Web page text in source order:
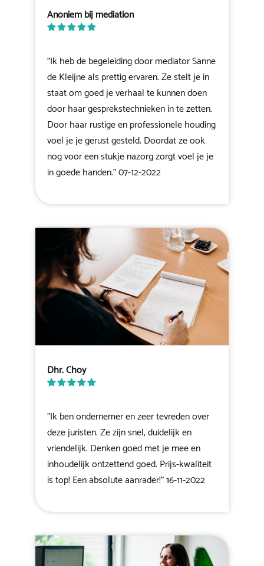
Anoniem bij mediation
"Ik heb de begeleiding door mediator Sanne
de Kleijne als prettig ervaren. Ze stelt je in
staat om goed je verhaal te kunnen doen
door haar gesprekstechnieken in te zetten.
Door haar rustige en professionele houding
voel je je gerust gesteld. Doordat ze ook
nog voor een stukje nazorg zorgt voel je je
in goede handen." 07-12-2022
Dhr. Choy
"Ik ben ondernemer en zeer tevreden over
deze juristen. Ze zijn snel, duidelijk en
vriendelijk. Denken goed met je mee en
inhoudelijk ontzettend goed. Prijs-kwaliteit
is top! Een absolute aanrader!" 16-11-2022